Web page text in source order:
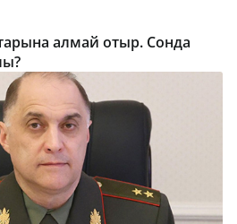
алмай отыр. Сонда